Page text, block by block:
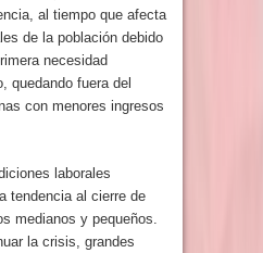
al tiempo que afecta
de la población debido
necesidad
quedando fuera del
con menores ingresos
laborales
tendencia al cierre de
medianos y pequeños.
la crisis, grandes